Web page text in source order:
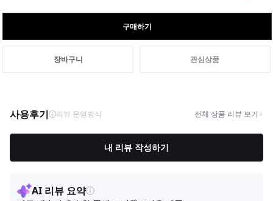
구매하기
장바구니 관심상품